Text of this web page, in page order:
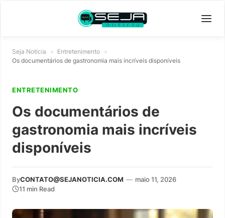
Seja Notícia » Entretenimento »
Os documentários de gastronomia mais incríveis disponíveis
ENTRETENIMENTO
Os documentários de
gastronomia mais incríveis
disponíveis
ByCONTATO@SEJANOTICIA.COM — maio 11, 2026
11 min Read